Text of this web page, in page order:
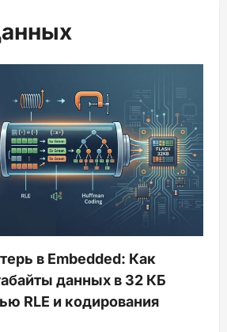
в Embedded: Как
данных в 32 КБ
RLE и кодирования